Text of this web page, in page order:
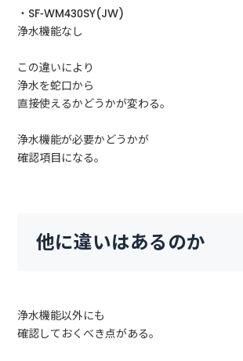
・SF-WM430SY(JW)
浄水機能なし
この違いにより
浄水を蛇口から
直接使えるかどうかが変わる。
浄水機能が必要かどうかが
確認項目になる。
他に違いはあるのか
浄水機能以外にも
確認しておくべき点がある。